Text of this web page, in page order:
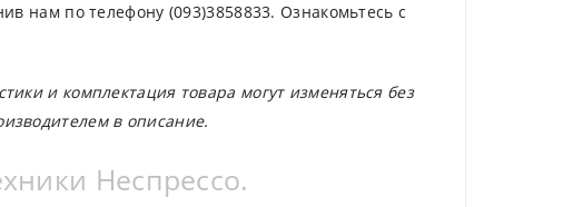
нам по телефону (093)3858833. Ознакомьтесь с
и комплектация товара могут изменяться без
в описание.
Неспрессо.